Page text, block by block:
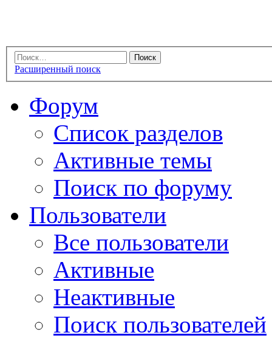
Расширенный поиск
Форум
Список разделов
Активные темы
Поиск по форуму
Пользователи
Все пользователи
Активные
Неактивные
Поиск пользователей